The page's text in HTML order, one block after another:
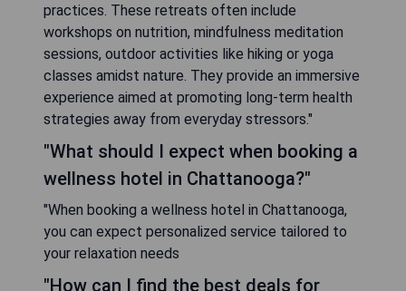
practices. These retreats often include
workshops on nutrition, mindfulness meditation
sessions, outdoor activities like hiking or yoga
classes amidst nature. They provide an immersive
experience aimed at promoting long-term health
strategies away from everyday stressors."
"What should I expect when booking a
wellness hotel in Chattanooga?"
"When booking a wellness hotel in Chattanooga,
you can expect personalized service tailored to
your relaxation needs
"How can I find the best deals for